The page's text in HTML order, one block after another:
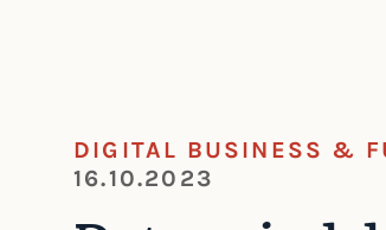
DIGITAL BUSINESS &
16.10.2023